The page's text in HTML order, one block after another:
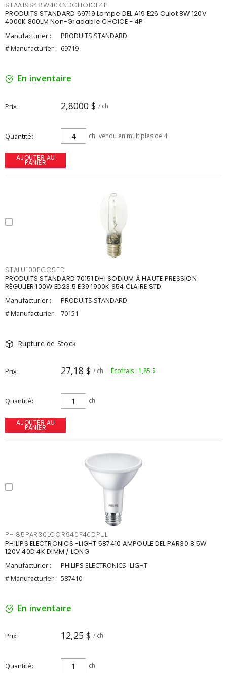
STAA19S48W40KNDCHOICE4P
PRODUITS STANDARD 69719 Lampe DEL A19 E26 Culot 8W 120V
4000K 800LM Non-Gradable CHOICE - 4P
Manufacturier :
PRODUITS STANDARD
# Manufacturier : 69719
En inventaire
Prix 2,8000 $ / ch
Quantité ch vendu en multiples de 4
AJOUTER AU
PANIER
STALU100ECOSTD
PRODUITS STANDARD 70151 DHI SODIUM À HAUTE PRESSION
RÉGULIER 100W ED23.5 E39 1900K S54 CLAIRE STD
Manufacturier :
PRODUITS STANDARD
# Manufacturier : 70151
Rupture de Stock
Prix 27,18 $ / ch Écofrais : 1,85 $
Quantité ch
AJOUTER AU
PANIER
PHI85PAR30LCOR940F40DPUL
PHILIPS ELECTRONICS -LIGHT 587410 AMPOULE DEL PAR30 8.5W
120V 40D 4K DIMM / LONG
Manufacturier :
PHILIPS ELECTRONICS -LIGHT
# Manufacturier : 587410
En inventaire
Prix 12,25 $ / ch
Quantité ch